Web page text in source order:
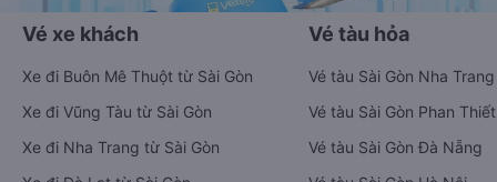
Ứng dụng hiển thị thông tin đầy đủ, minh bạch cùng vô vàn
tiện ích giúp người dùng so sánh và lựa chọn phương án di
Tải ứng dụng Vexere ngay